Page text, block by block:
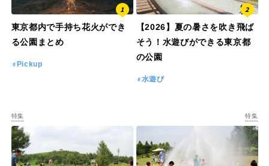
東京都内で手持ち花火ができ
る公園まとめ
Pickup
【2026】夏の暑さを吹き飛ば
そう！水遊びができる東京都
の公園
水遊び
特集 特集